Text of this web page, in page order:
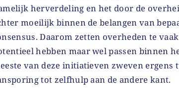
herverdeling en het door de
moeilijk binnen de belangen van
Daarom zetten overheden te
hebben maar wel passen binnen
van deze initiatieven zweven ergens
tot zelfhulp aan de andere kant.